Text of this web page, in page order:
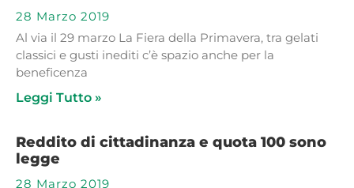
28 Marzo 2019
Al via il 29 marzo La Fiera della Primavera, tra gelati
classici e gusti inediti c’è spazio anche per la
beneficenza
Leggi Tutto »
Reddito di cittadinanza e quota 100 sono
legge
28 Marzo 2019